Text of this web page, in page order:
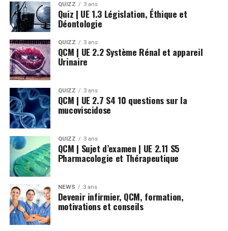
QUIZZ 3 ans
Quiz | UE 1.3 Législation, Éthique et
Déontologie
QUIZZ 3 ans
QCM | UE 2.2 Système Rénal et appareil
Urinaire
QUIZZ 3 ans
QCM | UE 2.7 S4 10 questions sur la
mucoviscidose
QUIZZ 3 ans
QCM | Sujet d’examen | UE 2.11 S5
Pharmacologie et Thérapeutique
NEWS 3 ans
Devenir infirmier, QCM, formation,
motivations et conseils